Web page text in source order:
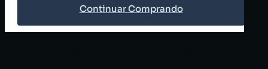
Continuar Comprando